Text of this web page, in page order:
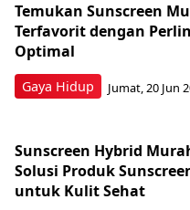
Gaya Hidup
Temukan Sunscreen
Terfavorit dengan
Optimal
Jumat, 20 Jun
Sunscreen Hybrid
Solusi Produk
untuk Kulit Sehat